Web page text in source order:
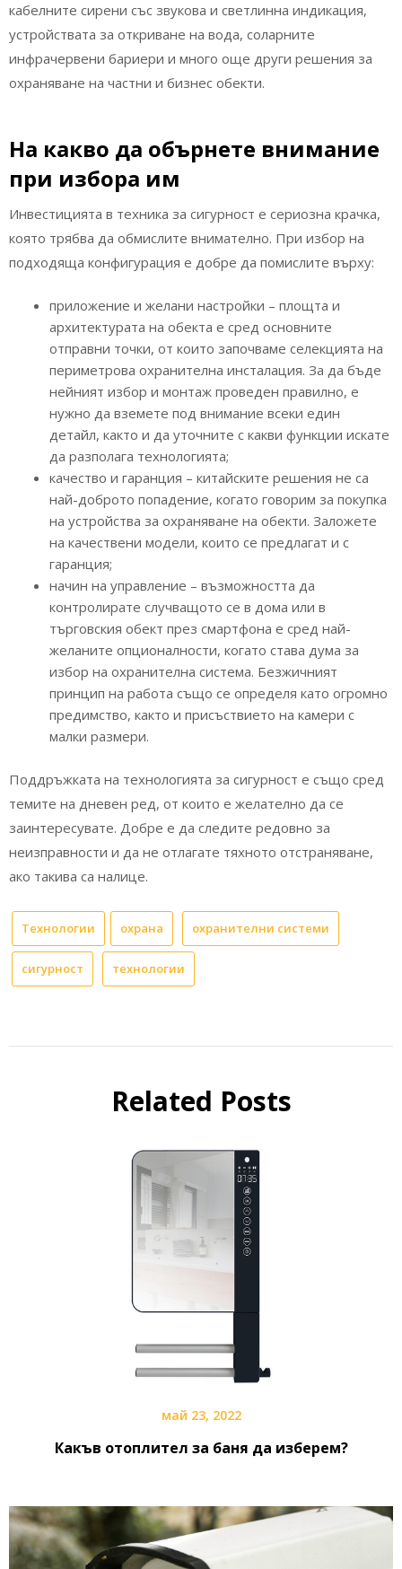
кабелните сирени със звукова и светлинна индикация,
устройствата за откриване на вода, соларните
инфрачервени бариери и много още други решения за
охраняване на частни и бизнес обекти.
На какво да обърнете внимание
при избора им
Инвестицията в техника за сигурност е сериозна крачка,
която трябва да обмислите внимателно. При избор на
подходяща конфигурация е добре да помислите върху:
приложение и желани настройки – площта и
архитектурата на обекта е сред основните
отправни точки, от които започваме селекцията на
периметрова охранителна инсталация. За да бъде
нейният избор и монтаж проведен правилно, е
нужно да вземете под внимание всеки един
детайл, както и да уточните с какви функции искате
да разполага технологията;
качество и гаранция – китайските решения не са
най-доброто попадение, когато говорим за покупка
на устройства за охраняване на обекти. Заложете
на качествени модели, които се предлагат и с
гаранция;
начин на управление – възможността да
контролирате случващото се в дома или в
търговския обект през смартфона е сред най-
желаните опционалности, когато става дума за
избор на охранителна система. Безжичният
принцип на работа също се определя като огромно
предимство, както и присъствието на камери с
малки размери.
Поддръжката на технологията за сигурност е също сред
темите на дневен ред, от които е желателно да се
заинтересувате. Добре е да следите редовно за
неизправности и да не отлагате тяхното отстраняване,
ако такива са налице.
Технологии охрана охранителни системи
сигурност технологии
Related Posts
май 23, 2022
Какъв отоплител за баня да изберем?